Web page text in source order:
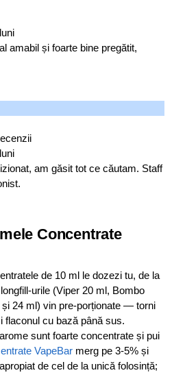
amabil și foarte bine pregătit,
am găsit tot ce căutam. Staff
Concentrate
de 10 ml le dozezi tu, de la
urile (Viper 20 ml, Bombo
24 ml) vin pre-porționate — torni
flaconul cu bază până sus.
sunt foarte concentrate și pui
VapeBar merg pe 3-5% și
de cel de la unică folosință;